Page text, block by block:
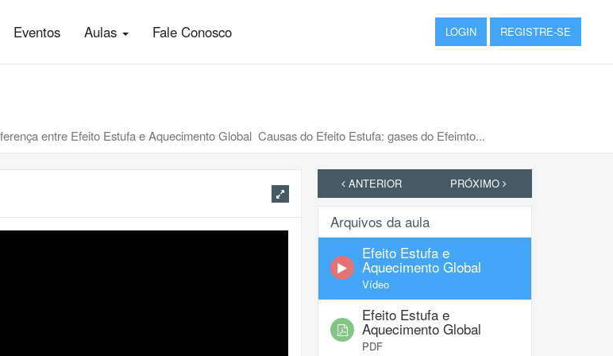
Eventos Aulas Fale Conosco LOGIN REGISTRE-SE
entre Efeito Estufa e Aquecimento Global Causas do Efeito Estufa: gases do Efeimto...
ANTERIOR PRÓXIMO
Arquivos da aula
Efeito Estufa e
Aquecimento Global
Vídeo
Efeito Estufa e
Aquecimento Global
PDF